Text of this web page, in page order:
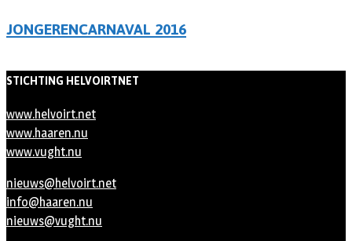
JONGERENCARNAVAL 2016
STICHTING HELVOIRTNET
www.helvoirt.net
www.haaren.nu
www.vught.nu
nieuws@helvoirt.net
info@haaren.nu
nieuws@vught.nu